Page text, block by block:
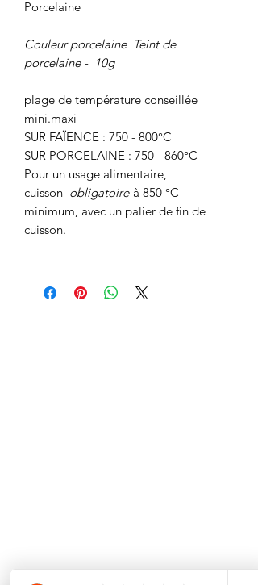
Porcelaine
Couleur porcelaine Teint de
porcelaine - 10g
plage de température conseillée
mini.maxi
SUR FAÏENCE : 750 - 800°C
SUR PORCELAINE : 750 - 860°C
Pour un usage alimentaire,
cuisson obligatoire à 850 °C
minimum, avec un palier de fin de
cuisson.